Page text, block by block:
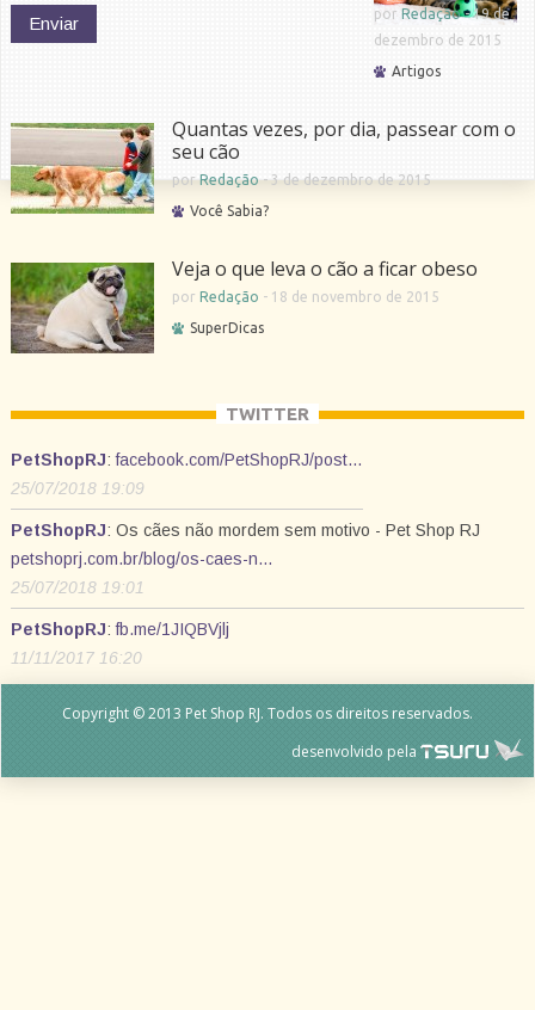
por Redação-19 de
dezembro de 2015
Artigos
Quantas vezes, por dia, passear com o
seu cão
porRedação-3 de dezembro de 2015
Você Sabia?
Veja o que leva o cão a ficar obeso
por Redação - 18 de novembro de 2015
SuperDicas
TWITTER
PetShopRJ:facebook.com/PetShopRJ/post…
25/07/2018 19:09
PetShopRJ: Os cães não mordem sem motivo - Pet Shop RJ
petshoprj.com.br/blog/os-caes-n…
25/07/2018 19:01
PetShopRJ:fb.me/1JIQBVjlj
11/11/2017 16:20
Copyright © 2013 Pet Shop RJ. Todos os direitos reservados.
desenvolvido pela